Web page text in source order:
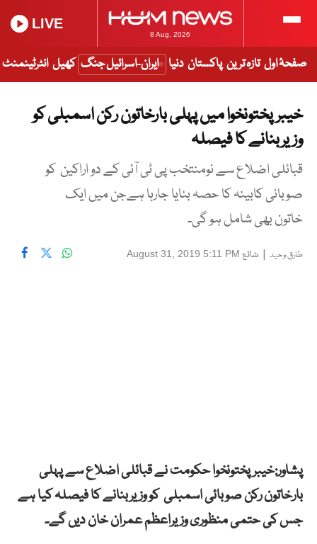
8 Aug, 2026
LIVE
صفحۂ اول تازہ ترین پاکستان دنیا ایران-اسرائیل جنگ کھیل انٹرٹینمنٹ
خیبرپختونخوا میں پہلی بارخاتون رکن اسمبلی کو
وزیربنانے کا فیصلہ
قبائلی اضلاع سے نومنتخب پی ٹی آئی کے دو اراکین کو
صوبائی کابینہ کا حصہ بنایا جارہا ہےجن میں ایک
خاتون بھی شامل ہو گی۔
طارق وحید | شائع August 31, 2019 5:11 PM
پشاور:خیبرپختونخوا حکومت نے قبائلی اضلاع سے پہلی
بارخاتون رکن صوبائی اسمبلی کو وزیربنانے کا فیصلہ کیا ہے
جس کی حتمی منظوری وزیراعظم عمران خان دیں گے۔